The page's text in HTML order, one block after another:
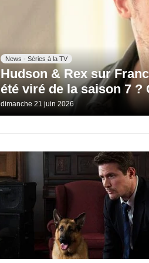
News - Séries à la TV
Hudson & Rex sur
été viré de la saison 7 ?
dimanche 21 juin 2026